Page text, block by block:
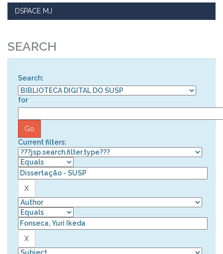
DSPACE MJ
SEARCH
Search:
for
Current filters: